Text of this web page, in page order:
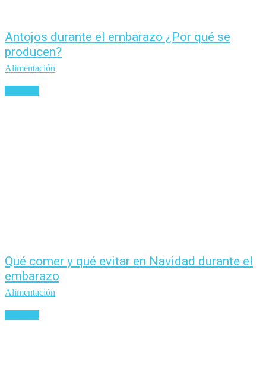
Antojos durante el embarazo ¿Por qué se
producen?
Alimentación
Qué comer y qué evitar en Navidad durante el
embarazo
Alimentación